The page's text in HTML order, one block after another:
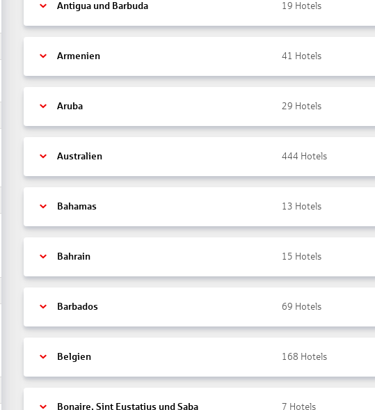
Antigua und Barbuda 19 Hotels
Armenien 41 Hotels
Aruba 29 Hotels
Australien 444 Hotels
Bahamas 13 Hotels
Bahrain 15 Hotels
Barbados 69 Hotels
Belgien 168 Hotels
Bonaire, Sint Eustatius und Saba 7 Hotels